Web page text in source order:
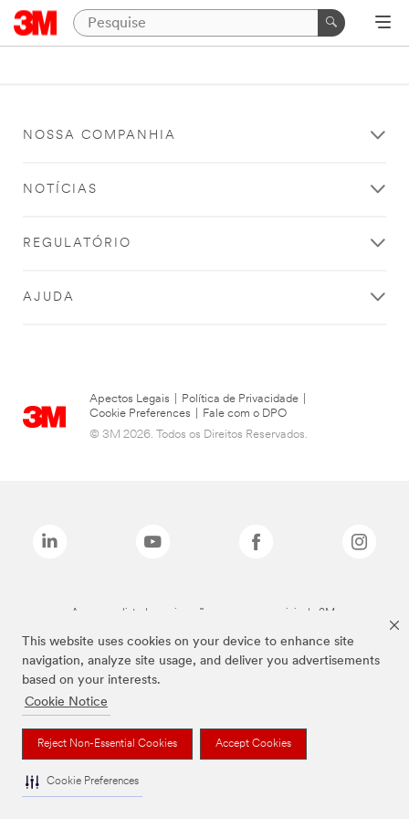
This website uses cookies on your device to enhance site
navigation, analyze site usage, and deliver you advertisements
based on your interests.
Cookie Notice
Reject Non-Essential Cookies Accept Cookies
Cookie Preferences
NOSSA COMPANHIA
NOTÍCIAS
REGULATÓRIO
AJUDA
Apectos Legais Política de Privacidade
Cookie Preferences
Fale com o DPO
© 3M 2026. Todos os Direitos Reservados.
As marcas listadas a cima são marcas comerciais da 3M.